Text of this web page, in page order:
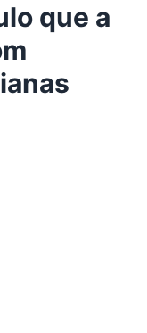
que a